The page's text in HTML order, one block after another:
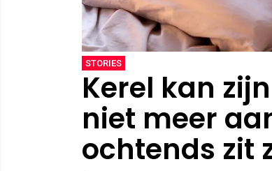
STORIES
Kerel kan
niet meer
ochtends zit